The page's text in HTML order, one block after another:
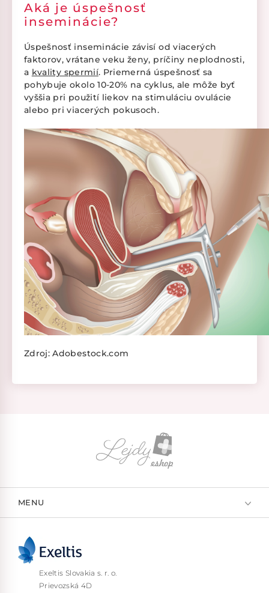
Aká je úspešnosť
inseminácie?
Úspešnosť inseminácie závisí od viacerých
faktorov, vrátane veku ženy, príčiny neplodnosti,
a kvality spermií. Priemerná úspešnosť sa
pohybuje okolo 10-20% na cyklus, ale môže byť
vyššia pri použití liekov na stimuláciu ovulácie
alebo pri viacerých pokusoch.
Zdroj: Adobestock.com
MENU
Exeltis Slovakia s. r. o.
Prievozská 4D